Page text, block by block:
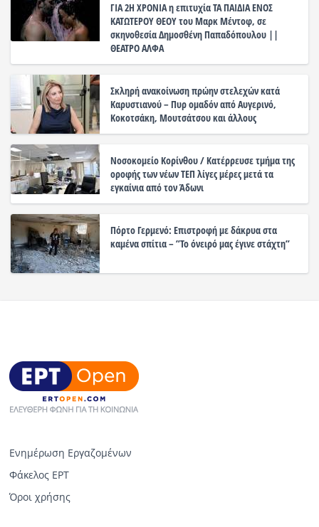
ΓΙΑ 2Η ΧΡΟΝΙΑ η επιτυχία ΤΑ ΠΑΙΔΙΑ ΕΝΟΣ
ΚΑΤΩΤΕΡΟΥ ΘΕΟΥ του Μαρκ Μέντοφ, σε
σκηνοθεσία Δημοσθένη Παπαδόπουλου ||
ΘΕΑΤΡΟ ΑΛΦΑ
Σκληρή ανακοίνωση πρώην στελεχών κατά
Καρυστιανού – Πυρ ομαδόν από Αυγερινό,
Κοκοτσάκη, Μουτσάτσου και άλλους
Νοσοκομείο Κορίνθου / Κατέρρευσε τμήμα της
οροφής των νέων ΤΕΠ λίγες μέρες μετά τα
εγκαίνια από τον Άδωνι
Πόρτο Γερμενό: Επιστροφή με δάκρυα στα
καμένα σπίτια – ”Το όνειρό μας έγινε στάχτη”
Ενημέρωση Εργαζομένων
Φάκελος ΕΡΤ
Όροι χρήσης